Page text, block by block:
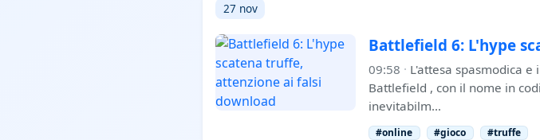
27 nov
Battlefield 6: L'hype
09:58 · L'attesa spasmodica
Battlefield , con il nome in
inevitabilm…
#online #gioco #truffe